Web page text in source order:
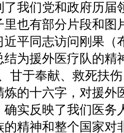
了我们党和政府历届
里也有部分片段和图
近平同志访问刚果（
结为援外医疗队的精
甘于奉献、救死扶
炼的十六字，对援外
确实反映了我们医务
的精神和整个国家对